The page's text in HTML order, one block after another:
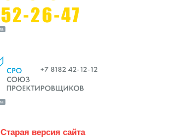
Старая версия сайта